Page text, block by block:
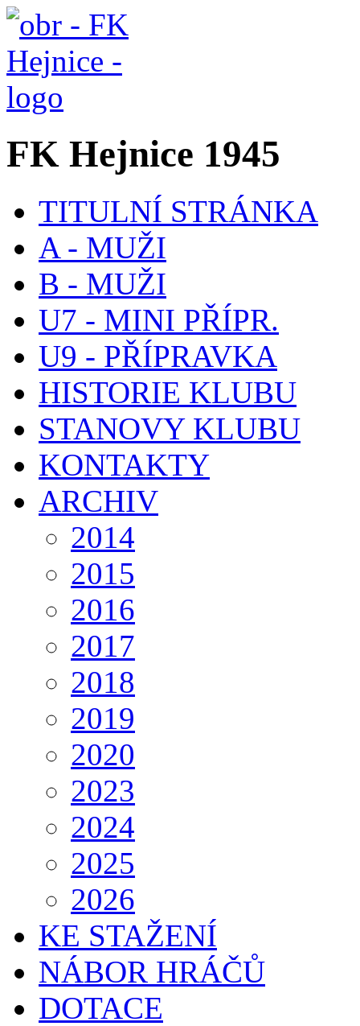
FK Hejnice 1945
TITULNÍ STRÁNKA
A - MUŽI
B - MUŽI
U7 - MINI PŘÍPR.
U9 - PŘÍPRAVKA
HISTORIE KLUBU
STANOVY KLUBU
KONTAKTY
ARCHIV
2014
2015
2016
2017
2018
2019
2020
2023
2024
2025
2026
KE STAŽENÍ
NÁBOR HRÁČŮ
DOTACE